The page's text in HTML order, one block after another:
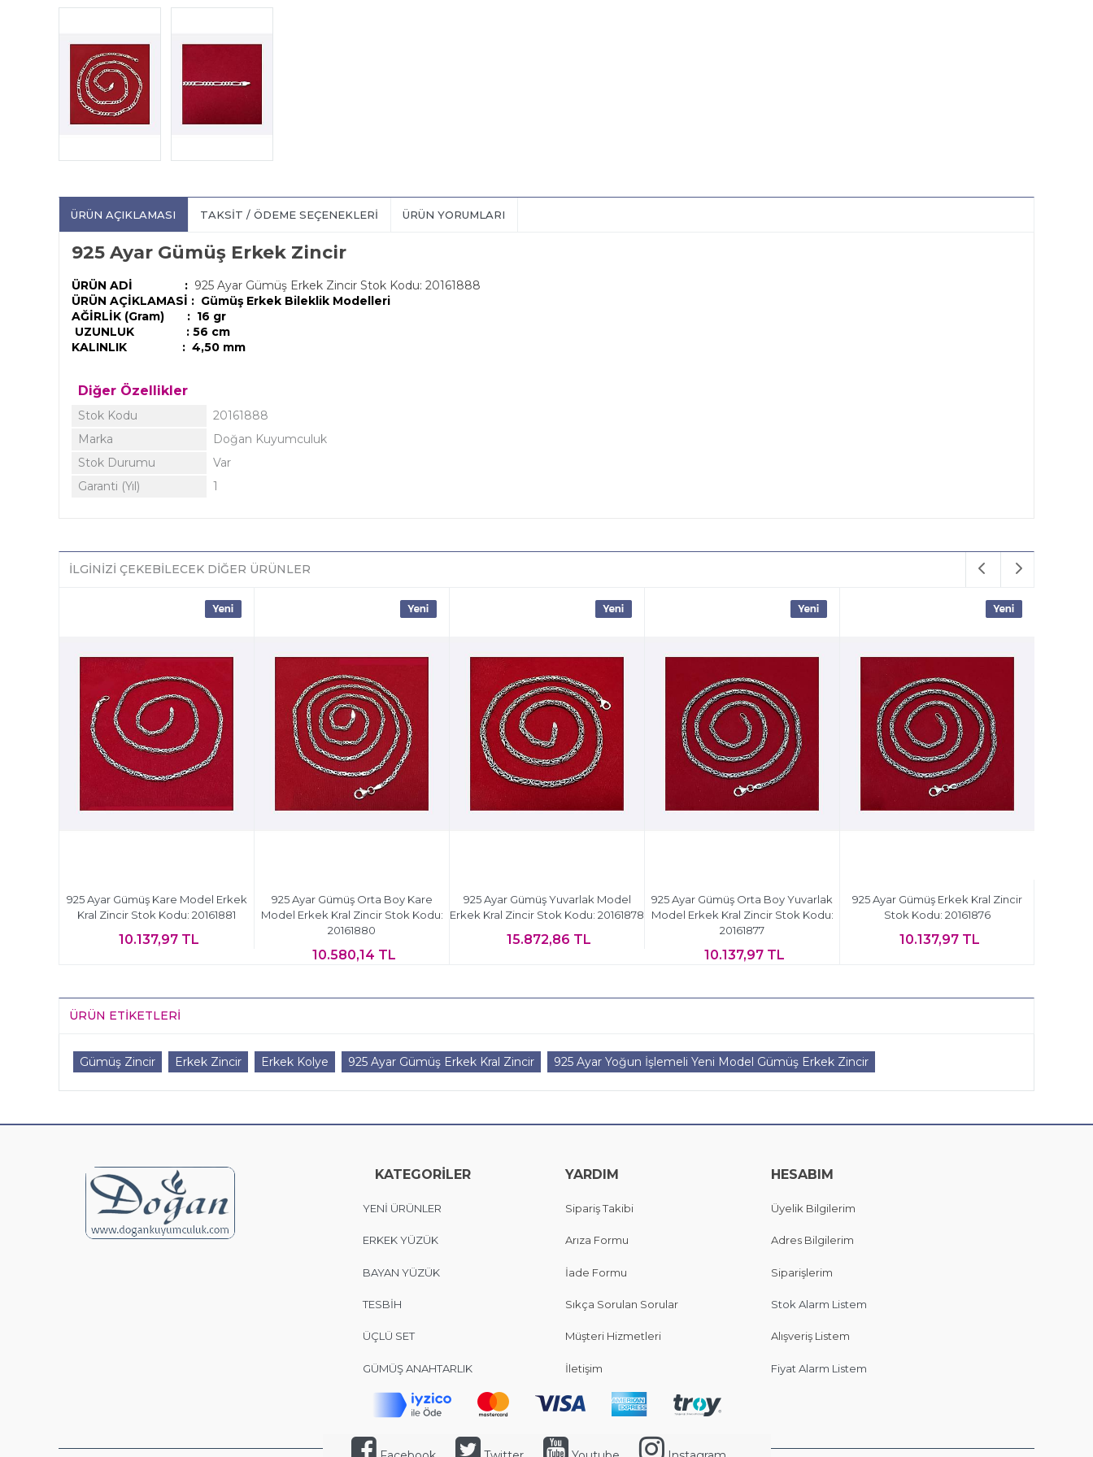
ÜRÜN AÇIKLAMASI TAKSIT / ÖDEME SEÇENEKLERI ÜRÜN YORUMLARI
925 Ayar Gümüş Erkek Zincir
ÜRÜN ADİ : 925 Ayar Gümüş Erkek Zincir Stok Kodu: 20161888
ÜRÜN AÇİKLAMASİ : Gümüş Erkek Bileklik Modelleri
AĞİRLİK (Gram) : 16 gr
UZUNLUK : 56 cm
KALINLIK : 4,50 mm
Diğer Özellikler
Stok Kodu
20161888
Marka
Doğan Kuyumculuk
Stok Durumu
Var
Garanti (Yıl)
1
İLGINIZI ÇEKEBILECEK DIĞER ÜRÜNLER
925 Ayar Gümüş Kare Model Erkek
Kral Zincir Stok Kodu: 20161881
10.137,97 TL
925 Ayar Gümüş Orta Boy Kare
Model Erkek Kral Zincir Stok Kodu:
20161880
10.580,14 TL
925 Ayar Gümüş Yuvarlak Model
Erkek Kral Zincir Stok Kodu: 20161878
15.872,86 TL
925 Ayar Gümüş Orta Boy Yuvarlak
Model Erkek Kral Zincir Stok Kodu:
20161877
10.137,97 TL
925 Ayar Gümüş Erkek Kral Zincir
Stok Kodu: 20161876
10.137,97 TL
ÜRÜN ETIKETLERI
Gümüş Zincir Erkek Zincir Erkek Kolye 925 Ayar Gümüş Erkek Kral Zincir 925 Ayar Yoğun İşlemeli Yeni Model Gümüş Erkek Zincir
KATEGORİLER
YENİ ÜRÜNLER
ERKEK YÜZÜK
BAYAN YÜZÜK
TESBİH
ÜÇLÜ SET
GÜMÜŞ ANAHTARLIK
YARDIM
Sipariş Takibi
Arıza Formu
İade Formu
Sıkça Sorulan Sorular
Müşteri Hizmetleri
İletişim
HESABIM
Üyelik Bilgilerim
Adres Bilgilerim
Siparişlerim
Stok Alarm Listem
Alışveriş Listem
Fiyat Alarm Listem